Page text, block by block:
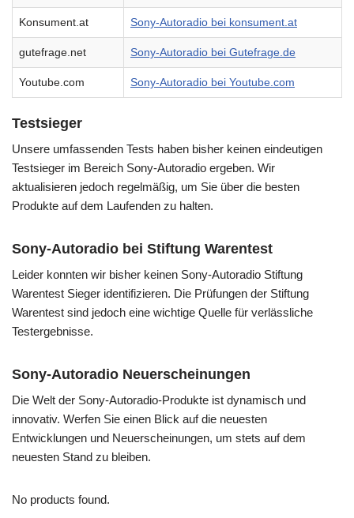
Konsument.at Sony-Autoradio bei konsument.at
gutefrage.net Sony-Autoradio bei Gutefrage.de
Youtube.com Sony-Autoradio bei Youtube.com
Testsieger
Unsere umfassenden Tests haben bisher keinen eindeutigen
Testsieger im Bereich Sony-Autoradio ergeben. Wir
aktualisieren jedoch regelmäßig, um Sie über die besten
Produkte auf dem Laufenden zu halten.
Sony-Autoradio bei Stiftung Warentest
Leider konnten wir bisher keinen Sony-Autoradio Stiftung
Warentest Sieger identifizieren. Die Prüfungen der Stiftung
Warentest sind jedoch eine wichtige Quelle für verlässliche
Testergebnisse.
Sony-Autoradio Neuerscheinungen
Die Welt der Sony-Autoradio-Produkte ist dynamisch und
innovativ. Werfen Sie einen Blick auf die neuesten
Entwicklungen und Neuerscheinungen, um stets auf dem
neuesten Stand zu bleiben.
No products found.